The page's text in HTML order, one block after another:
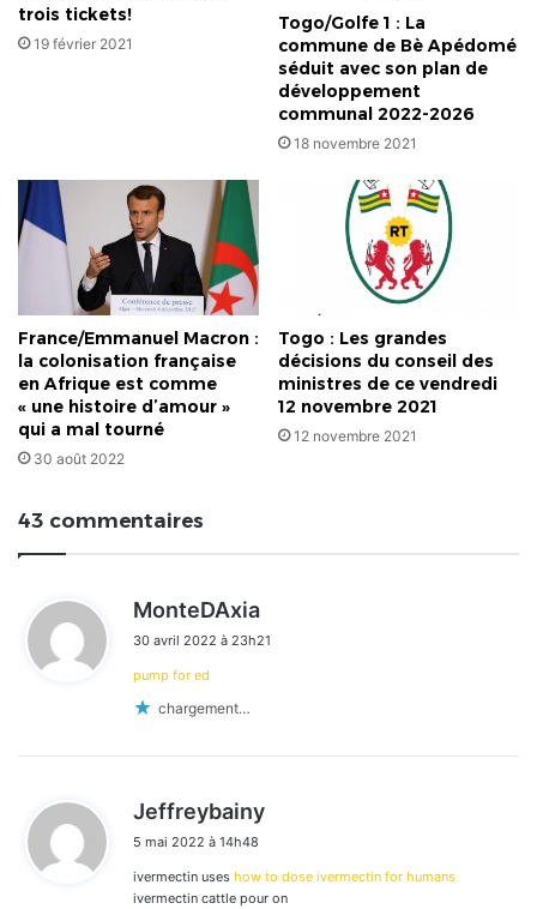
trois tickets!
19 février 2021
Togo/Golfe 1 : La
commune de Bè Apédomé
séduit avec son plan de
développement
communal 2022-2026
18 novembre 2021
France/Emmanuel Macron :
la colonisation française
en Afrique est comme
« une histoire d’amour »
qui a mal tourné
30 août 2022
Togo : Les grandes
décisions du conseil des
ministres de ce vendredi
12 novembre 2021
12 novembre 2021
43 commentaires
MonteDAxia
t
30 avril 2022 à 23h21
pump for ed
chargement…
Jeffreybainy
:
5 mai 2022 à 14h48
ivermectin uses how to dose ivermectin for humans
ivermectin cattle pour on